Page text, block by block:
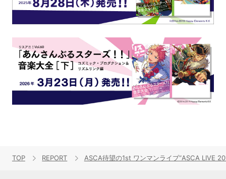
TOP REPORT ASCA待望の1st ワンマンライブ“ASCA LIVE